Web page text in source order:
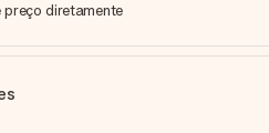
diretamente